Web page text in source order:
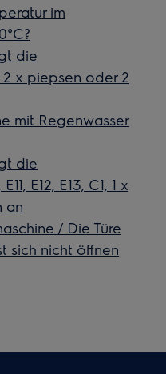
im
die
2 x piepsen oder 2
mit Regenwasser
die
E12, E13, C1, 1 x
an
/ Die Türe
sich nicht öffnen